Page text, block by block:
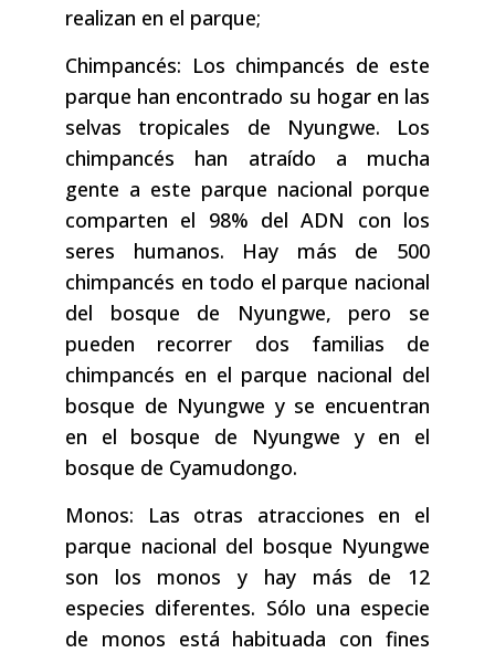
realizan en el parque;
Chimpancés: Los chimpancés de este
parque han encontrado su hogar en las
selvas tropicales de Nyungwe. Los
chimpancés han atraído a mucha
gente a este parque nacional porque
comparten el 98% del ADN con los
seres humanos. Hay más de 500
chimpancés en todo el parque nacional
del bosque de Nyungwe, pero se
pueden recorrer dos familias de
chimpancés en el parque nacional del
bosque de Nyungwe y se encuentran
en el bosque de Nyungwe y en el
bosque de Cyamudongo.
Monos: Las otras atracciones en el
parque nacional del bosque Nyungwe
son los monos y hay más de 12
especies diferentes. Sólo una especie
de monos está habituada con fines